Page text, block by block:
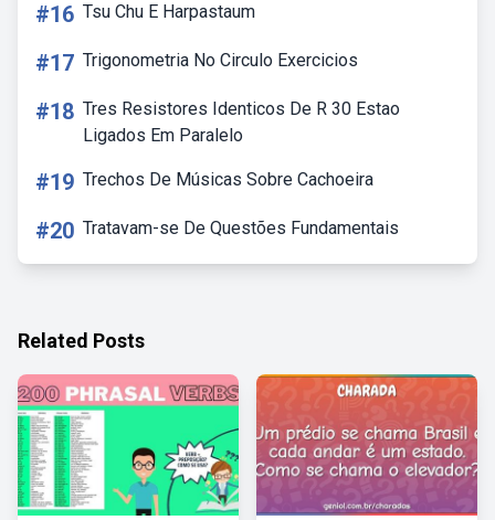
#16 Tsu Chu E Harpastaum
#17 Trigonometria No Circulo Exercicios
#18 Tres Resistores Identicos De R 30 Estao
Ligados Em Paralelo
#19 Trechos De Músicas Sobre Cachoeira
#20 Tratavam-se De Questões Fundamentais
Related Posts